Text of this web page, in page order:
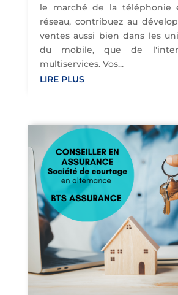
le marché de la téléphonie
réseau, contribuez au
ventes aussi bien dans les
du mobile, que de
multiservices. Vos...
LIRE PLUS